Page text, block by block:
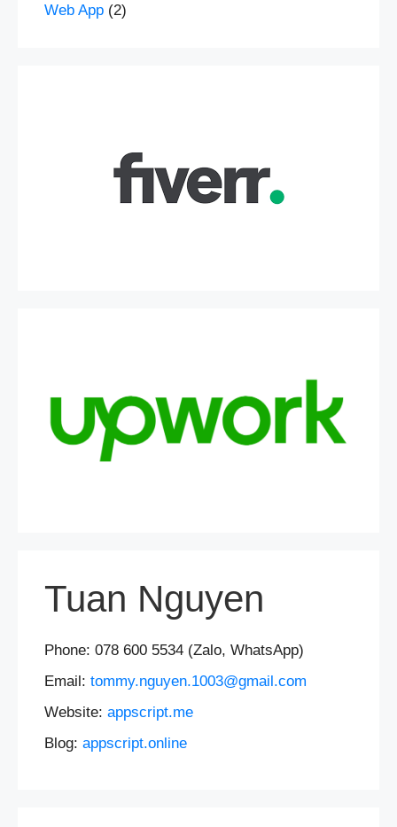
Web App (2)
Tuan Nguyen
Phone: 078 600 5534 (Zalo, WhatsApp)
Email: tommy.nguyen.1003@gmail.com
Website: appscript.me
Blog: appscript.online